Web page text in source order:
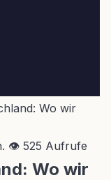
Wo wir
👁 525 Aufrufe
Wo wir